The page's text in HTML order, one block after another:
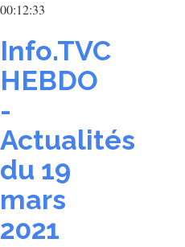
00:12:33
Info.TVC
HEBDO
-
Actualités
du 19
mars
2021